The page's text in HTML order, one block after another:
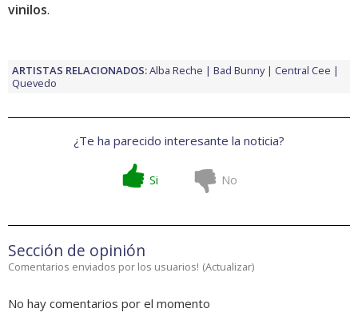
vinilos.
ARTISTAS RELACIONADOS:Alba Reche Bad Bunny
Central Cee
Quevedo
¿Te ha parecido interesante la noticia?
Si No
Sección de opinión
Comentarios enviados por los usuarios! (Actualizar)
No hay comentarios por el momento